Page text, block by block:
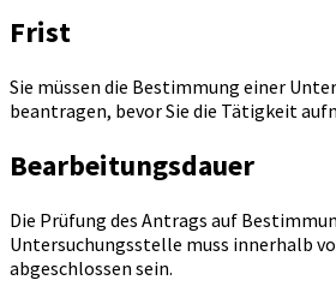
Frist
Sie müssen die Bestimmung einer
beantragen, bevor Sie die Tätigkeit
Bearbeitungsdauer
Die Prüfung des Antrags auf
Untersuchungsstelle muss innerhalb
abgeschlossen sein.